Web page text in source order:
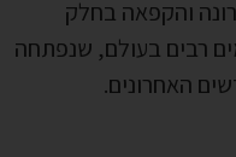
והקפאה בחלק
רבים בעולם, שנפתחה
האחרונים.